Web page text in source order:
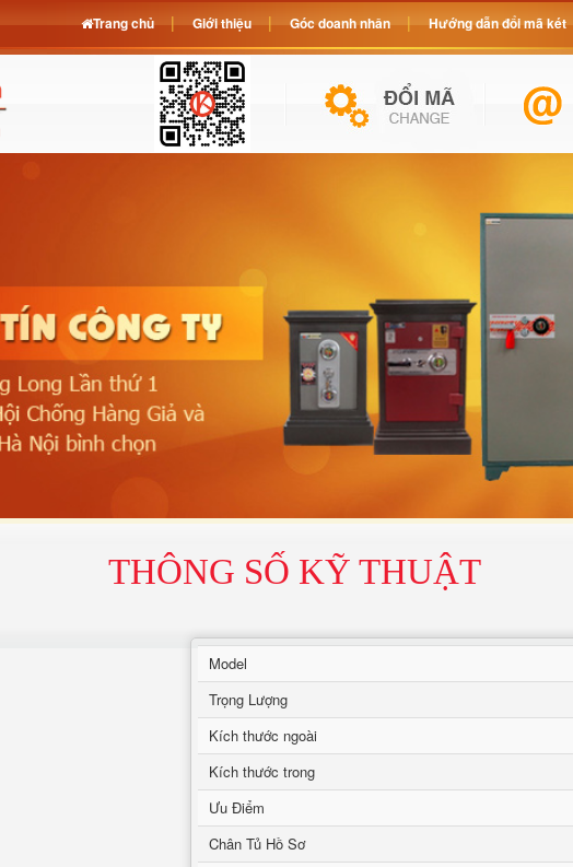
THÔNG SỐ KỸ THUẬT
Model
Trọng Lượng
Kích thước ngoài
Kích thước trong
Ưu Điểm
Chân Tủ Hồ Sơ
Trang chủ Giới thiệu Góc doanh nhân Hướng dẫn đổi mã két